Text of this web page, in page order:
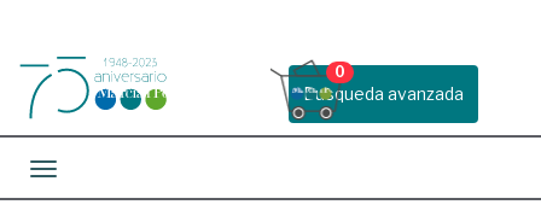
Busqueda avanzada
0
Toggle navigation